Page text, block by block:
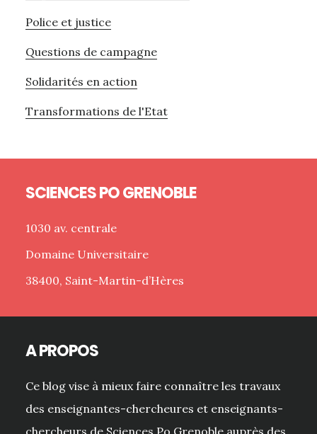
Police et justice
Questions de campagne
Solidarités en action
Transformations de l'Etat
SCIENCES PO GRENOBLE
1030 av. centrale
Domaine Universitaire
38400, Saint-Martin-d’Hères
A PROPOS
Ce blog vise à mieux faire connaître les travaux
des enseignantes-chercheures et enseignants-